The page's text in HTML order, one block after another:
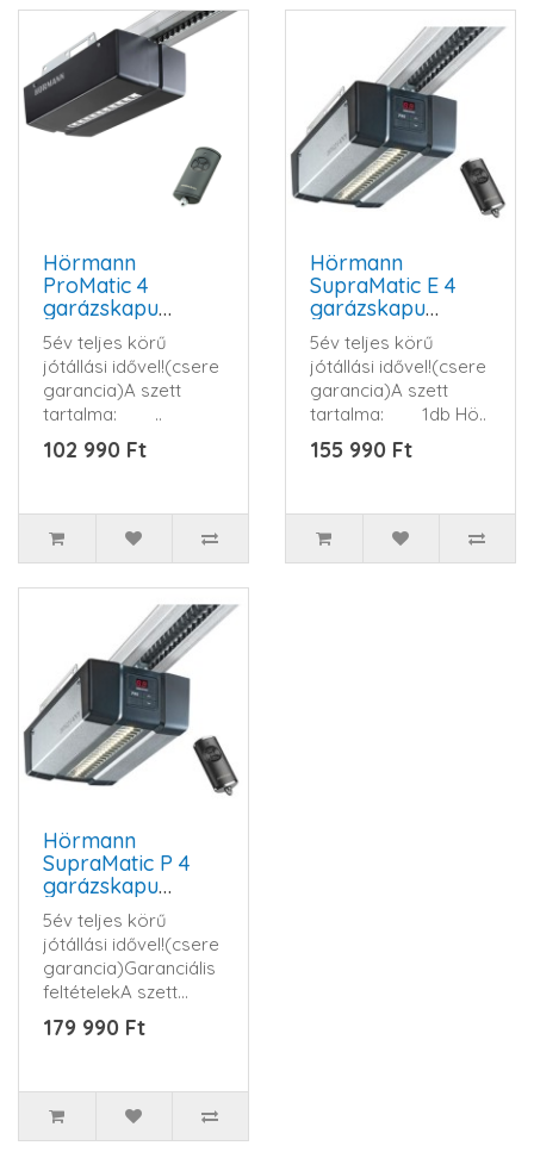
Hörmann
ProMatic 4
garázskapu
hajtómű szett
5év teljes körű
jótállási idővel!(csere
garancia)A szett
tartalma: ..
102 990 Ft
Hörmann
SupraMatic E 4
garázskapu
hajtómű szett
(BLUETOOTH)
5év teljes körű
jótállási idővel!(csere
garancia)A szett
tartalma: 1db Hö..
155 990 Ft
Hörmann
SupraMatic P 4
garázskapu
hajtómű szett
(BLUETOOTH)
5év teljes körű
jótállási idővel!(csere
garancia)Garanciális
feltételekA szett
tartalma: ..
179 990 Ft